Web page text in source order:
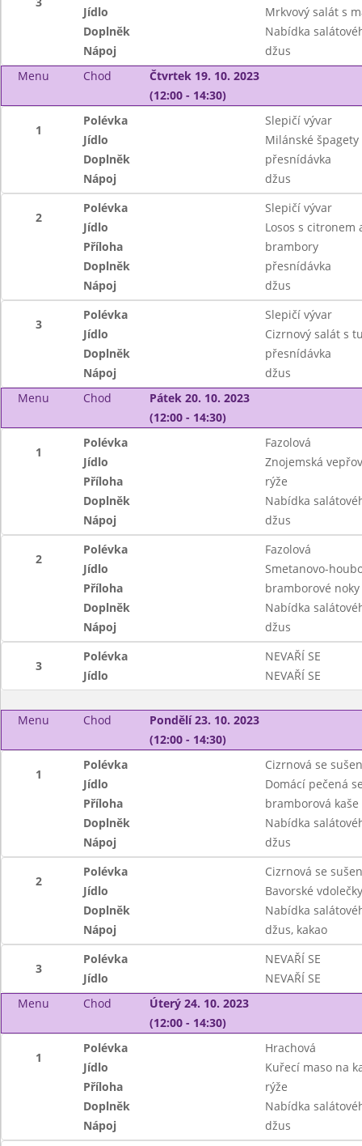
Jídlo
Mrkvový salát s
Doplněk
Nabídka
Nápoj
džus
Menu
Chod
Čtvrtek 19. 10. 2023
(12:00 - 14:30)
1
Polévka
Slepičí vývar
Jídlo
Milánské špagety
Doplněk
přesnídávka
Nápoj
džus
2
Polévka
Slepičí vývar
Jídlo
Losos s citronem
Příloha
brambory
Doplněk
přesnídávka
Nápoj
džus
3
Polévka
Slepičí vývar
Jídlo
Cizrnový salát s
Doplněk
přesnídávka
Nápoj
džus
Menu
Chod
Pátek 20. 10. 2023
(12:00 - 14:30)
1
Polévka
Fazolová
Jídlo
Znojemská
Příloha
rýže
Doplněk
Nabídka
Nápoj
džus
2
Polévka
Fazolová
Jídlo
Smetanovo-
Příloha
bramborové noky
Doplněk
Nabídka
Nápoj
džus
3
Polévka
NEVAŘÍ SE
Jídlo
NEVAŘÍ SE
Menu Chod
Pondělí 23. 10. 2023
(12:00 - 14:30)
1
Polévka
Cizrnová se
Jídlo
Domácí pečená
Příloha
bramborová kaše
Doplněk
Nabídka
Nápoj
džus
2
Polévka
Cizrnová se
Jídlo
Bavorské
Doplněk
Nabídka
Nápoj
džus, kakao
3
Polévka
NEVAŘÍ SE
Jídlo
NEVAŘÍ SE
Menu
Chod
Úterý 24. 10. 2023
(12:00 - 14:30)
1
Polévka
Hrachová
Jídlo
Kuřecí maso na
Příloha
rýže
Doplněk
Nabídka
Nápoj
džus